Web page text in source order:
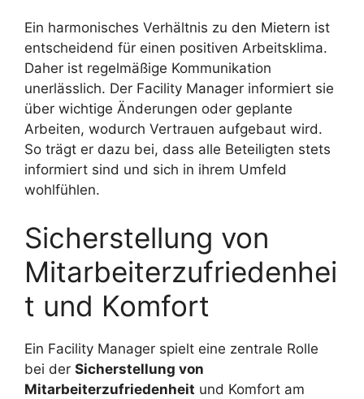
Ein harmonisches Verhältnis zu den Mietern ist
entscheidend für einen positiven Arbeitsklima.
Daher ist regelmäßige Kommunikation
unerlässlich. Der Facility Manager informiert sie
über wichtige Änderungen oder geplante
Arbeiten, wodurch Vertrauen aufgebaut wird.
So trägt er dazu bei, dass alle Beteiligten stets
informiert sind und sich in ihrem Umfeld
wohlfühlen.
Sicherstellung von
Mitarbeiterzufriedenhei
t und Komfort
Ein Facility Manager spielt eine zentrale Rolle
bei der Sicherstellung von
Mitarbeiterzufriedenheit und Komfort am